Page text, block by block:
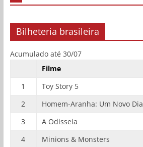
Bilheteria brasileira
Acumulado até 30/07
Filme
1
Toy Story 5
2
Homem-Aranha: Um Novo Dia
3
A Odisseia
4
Minions & Monsters